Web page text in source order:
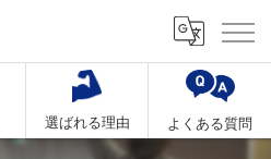
選ばれる理由 よくある質問